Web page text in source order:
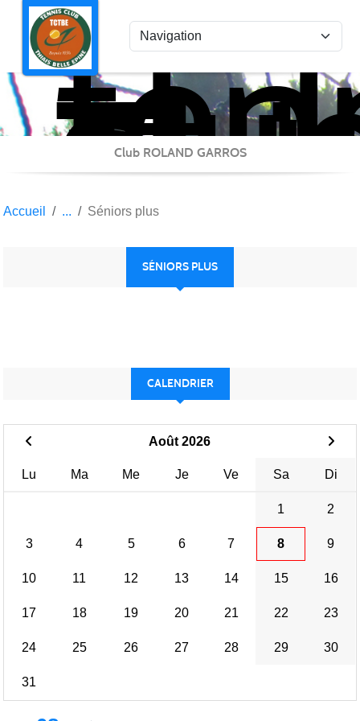
Club ROLAND GARROS
Accueil Séniors plus
SÉNIORS PLUS
CALENDRIER
Août 2026
Lu Ma Me Je Ve Sa Di
1 2
3 4 5 6 7 8 9
10 11 12 13 14 15 16
17 18 19 20 21 22 23
24 25 26 27 28 29 30
31
Panneau de gestion des cookies